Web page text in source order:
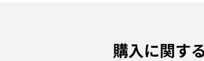
購入に関す